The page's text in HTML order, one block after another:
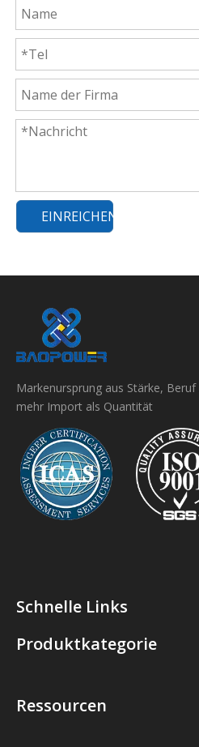
EINREICHEN
Markenursprung aus Stärke,
mehr Import als Quantität
Schnelle Links
Produktkategorie
Ressourcen